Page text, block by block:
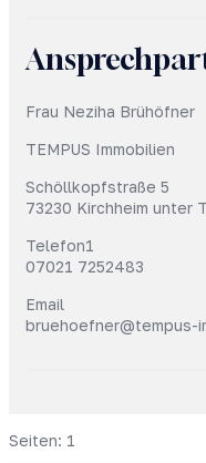
Frau Neziha Brühöfner
TEMPUS Immobilien
Schöllkopfstraße 5
73230 Kirchheim unter
Telefon1
07021 7252483
Email
bruehoefner@tempus-
Seiten: 1